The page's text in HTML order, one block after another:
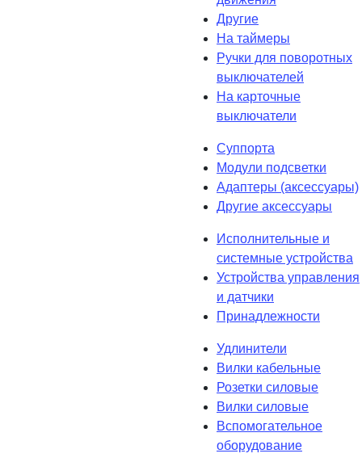
Другие
На таймеры
Ручки для поворотных
выключателей
На карточные
выключатели
Суппорта
Модули подсветки
Адаптеры (аксессуары)
Другие аксессуары
Исполнительные и
системные устройства
Устройства управления
и датчики
Принадлежности
Удлинители
Вилки кабельные
Розетки силовые
Вилки силовые
Вспомогательное
оборудование